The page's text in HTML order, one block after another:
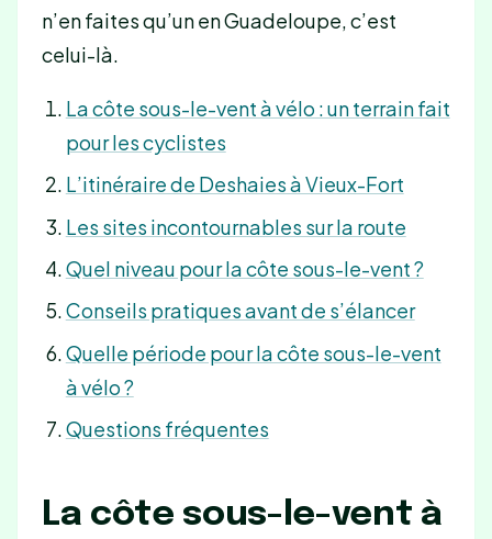
n’en faites qu’un en Guadeloupe, c’est
celui-là.
La côte sous-le-vent à vélo : un terrain fait
pour les cyclistes
L’itinéraire de Deshaies à Vieux-Fort
Les sites incontournables sur la route
Quel niveau pour la côte sous-le-vent ?
Conseils pratiques avant de s’élancer
Quelle période pour la côte sous-le-vent
à vélo ?
Questions fréquentes
La côte sous-le-vent à